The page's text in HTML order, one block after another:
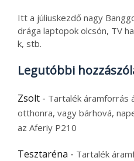
Itt a júliuskezdő nagy
drága laptopok olcsón, TV
k, stb.
Legutóbbi
Zsolt - Tartalék áramforrás
otthonra, vagy bárhová,
az Aferiy P210
Tesztaréna - Tartalék